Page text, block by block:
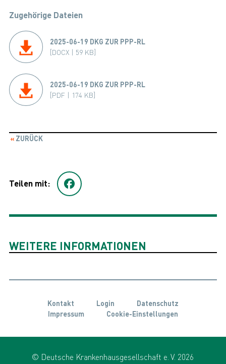
Zugehörige Dateien
2025-06-19 DKG ZUR PPP-RL
[DOCX | 59 KB]
2025-06-19 DKG ZUR PPP-RL
[PDF | 174 KB]
ZURÜCK
Teilen mit:
WEITERE INFORMATIONEN
Kontakt Login
Datenschutz
Impressum
Cookie-Einstellungen
© Deutsche Krankenhausgesellschaft e. V. 2026